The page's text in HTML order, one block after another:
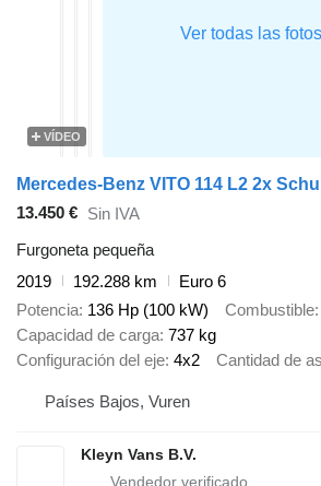
VÍDEO
Mercedes-Benz VITO 114 L2 2x
13.450 € Sin IVA
Furgoneta pequeña
2019
192.288 km
Euro 6
Potencia 136 Hp (100 kW) Combustible
Capacidad de carga 737 kg
Configuración del eje 4x2 Cantidad de
Países Bajos, Vuren
Kleyn Vans B.V.